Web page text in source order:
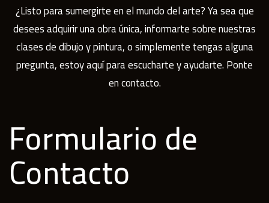
¿Listo para sumergirte en el mundo del arte? Ya sea que
desees adquirir una obra única, informarte sobre nuestras
clases de dibujo y pintura, o simplemente tengas alguna
pregunta, estoy aquí para escucharte y ayudarte. Ponte
en contacto.
Formulario de
Contacto